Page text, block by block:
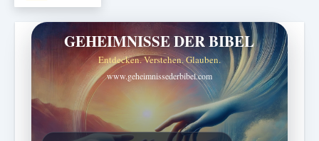
GEHEIMNISSE DER BIBEL
Entdecken. Verstehen. Glauben.
www.geheimnissederbibel.com